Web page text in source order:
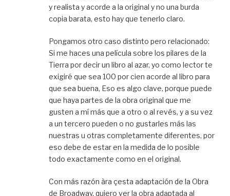
y realista y acorde a la original y no una burda
copia barata, esto hay que tenerlo claro.
Pongamos otro caso distinto pero relacionado:
Si me haces una película sobre los pilares de la
Tierra por decir un libro al azar, yo como lector te
exigiré que sea 100 por cien acorde al libro para
que sea buena, Eso es algo clave, porque puede
que haya partes de la obra original que me
gusten a mí más que a otro o al revés, y a su vez
a un tercero pueden o no gustarles más las
nuestras u otras completamente diferentes, por
eso debe de estar en la medida de lo posible
todo exactamente como en el original.
Con más razón àra çesta adaptación de la Obra
de Broadway, quiero ver la obra adaptada al